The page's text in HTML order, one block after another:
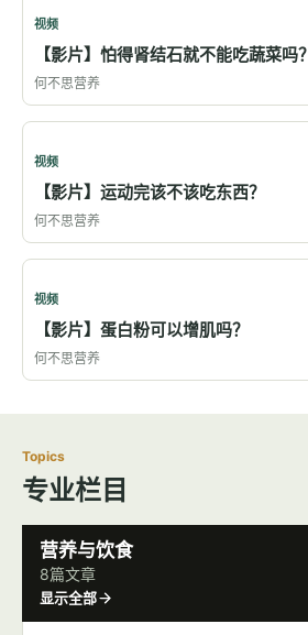
视频
【影片】怕得肾结石就不能吃蔬菜吗？
何不思营养
视频
【影片】运动完该不该吃东西？
何不思营养
视频
【影片】蛋白粉可以增肌吗？
何不思营养
Topics
专业栏目
营养与饮食
8篇文章
显示全部